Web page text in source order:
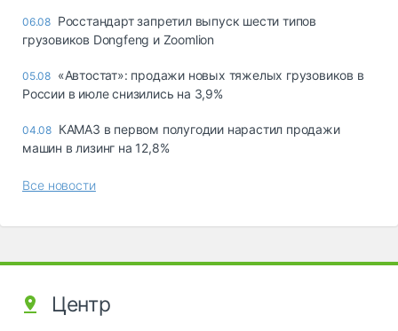
06.08 Росстандарт запретил выпуск шести типов
грузовиков Dongfeng и Zoomlion
05.08 «Автостат»: продажи новых тяжелых грузовиков в
России в июле снизились на 3,9%
04.08 КАМАЗ в первом полугодии нарастил продажи
машин в лизинг на 12,8%
Все новости
Центр